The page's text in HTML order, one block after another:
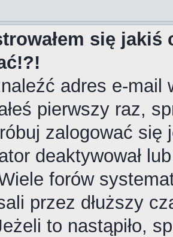
się
adres e-mail
pierwszy raz,
zalogować
deaktywował
forów
przez dłuższy
to nastąpiło,